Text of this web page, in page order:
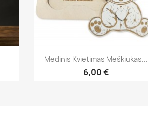
 Greita peržiūra
Medinis Kvietimas Meškiukas...
6,00 €